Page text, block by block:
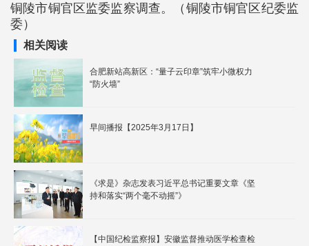
铜陵市铜官区监委监察调查。（铜陵市铜官区纪委监
委）
相关阅读
合肥新站高新区：“量子云印章”筑牢小微权力
“防火墙”
早间播报【2025年3月17日】
《求是》杂志发表习近平总书记重要文章《坚
持和落实“两个毫不动摇”》
【中国纪检监察报】安徽监督推动医学检查检